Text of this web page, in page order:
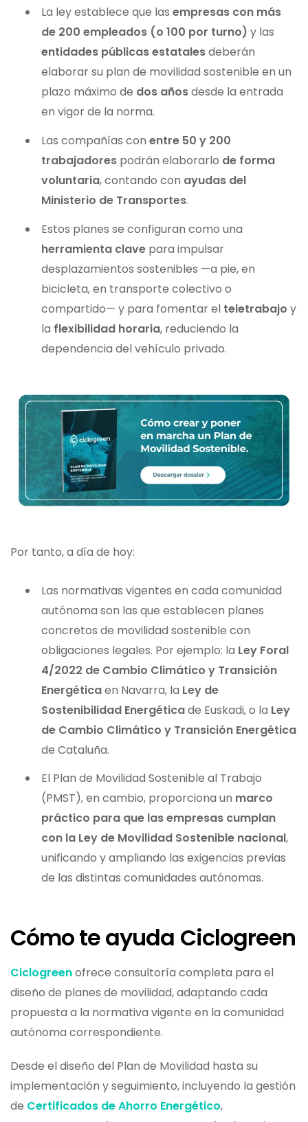
La ley establece que las empresas con más
de 200 empleados (o 100 por turno) y las
entidades públicas estatalesdeberán
elaborar su plan de movilidad sostenible en un
plazo máximo de dos añosdesde la entrada
en vigor de la norma.
Las compañías con entre 50 y 200
trabajadores podrán elaborarlo de forma
voluntaria, contando con ayudas del
Ministerio de Transportes.
Estos planes se configuran como una
herramienta clave para impulsar
desplazamientos sostenibles —a pie, en
bicicleta, en transporte colectivo o
compartido— y para fomentar el teletrabajo y
la flexibilidad horaria, reduciendo la
dependencia del vehículo privado.
Por tanto, a día de hoy:
Las normativas vigentes en cada comunidad
autónoma son las que establecen planes
concretos de movilidad sostenible con
obligaciones legales. Por ejemplo: la Ley Foral
4/2022 de Cambio Climático y Transición
Energéticaen Navarra, la Ley de
Sostenibilidad Energéticade Euskadi, o la Ley
de Cambio Climático y Transición Energética
de Cataluña.
El Plan de Movilidad Sostenible al Trabajo
(PMST), en cambio, proporciona un marco
práctico para que las empresas cumplan
con la Ley de Movilidad Sostenible nacional,
unificando y ampliando las exigencias previas
de las distintas comunidades autónomas.
Cómo te ayuda Ciclogreen
Ciclogreenofrece consultoría completa para el
diseño de planes de movilidad, adaptando cada
propuesta a la normativa vigente en la comunidad
autónoma correspondiente.
Desde el diseño del Plan de Movilidad hasta su
implementación y seguimiento, incluyendo la gestión
de Certificados de Ahorro Energético,